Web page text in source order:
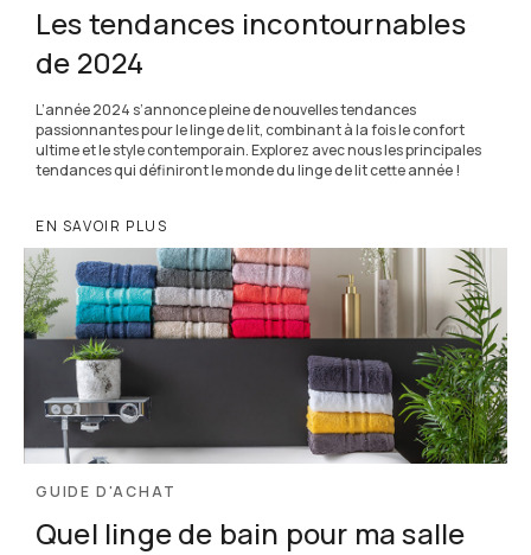
Les tendances incontournables
de 2024
L’année 2024 s’annonce pleine de nouvelles tendances
passionnantes pour le linge de lit, combinant à la fois le confort
ultime et le style contemporain. Explorez avec nous les principales
tendances qui définiront le monde du linge de lit cette année !
EN SAVOIR PLUS
GUIDE D'ACHAT
Quel linge de bain pour ma salle